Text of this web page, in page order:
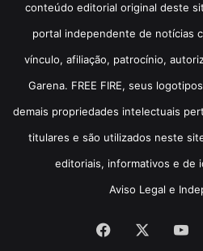
conteúdo editorial original deste
portal independente de notícias
vínculo, afiliação, patrocínio,
Garena. FREE FIRE, seus
demais propriedades intelectuais
titulares e são utilizados neste
editoriais, informativos e de
Aviso Legal e
Facebook